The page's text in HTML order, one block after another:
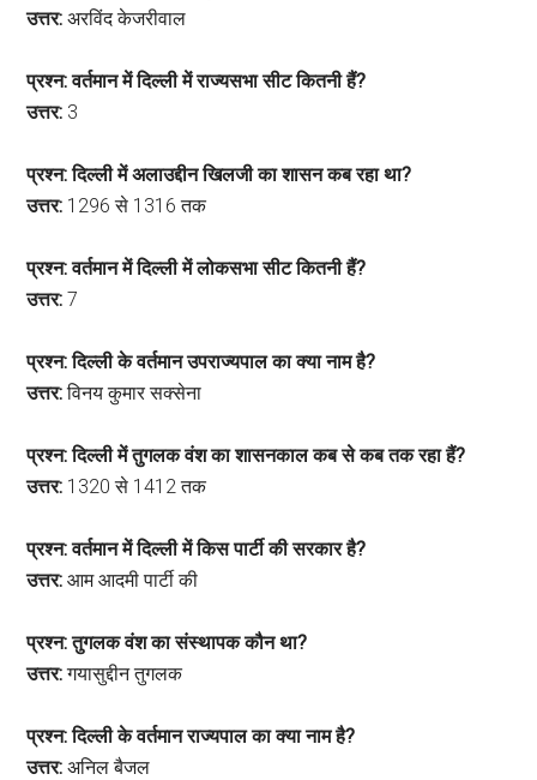
उत्तर: अरविंद केजरीवाल
प्रश्न: वर्तमान में दिल्ली में राज्यसभा सीट कितनी हैं?
उत्तर: 3
प्रश्न: दिल्ली में अलाउद्दीन खिलजी का शासन कब रहा था?
उत्तर: 1296 से 1316 तक
प्रश्न: वर्तमान में दिल्ली में लोकसभा सीट कितनी हैं?
उत्तर: 7
प्रश्न: दिल्ली के वर्तमान उपराज्यपाल का क्या नाम है?
उत्तर:विनय कुमार सक्सेना
प्रश्न: दिल्ली में तुगलक वंश का शासनकाल कब से कब तक रहा हैं?
उत्तर: 1320 से 1412 तक
प्रश्न: वर्तमान में दिल्ली में किस पार्टी की सरकार है?
उत्तर: आम आदमी पार्टी की
प्रश्न: तुगलक वंश का संस्थापक कौन था?
उत्तर:गयासुद्दीन तुगलक
प्रश्न: दिल्ली के वर्तमान राज्यपाल का क्या नाम है?
उत्तर: अनिल बैजल